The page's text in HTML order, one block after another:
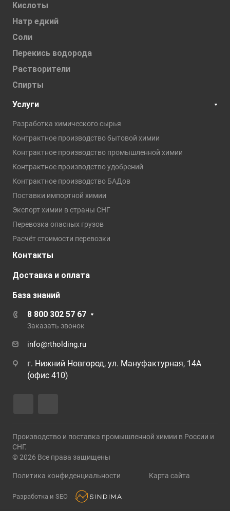
Кислоты
Натр едкий
Соли
Перекись водорода
Растворители
Спирты
Услуги
Разработка химического сырья
Контрактное производство бытовой химии
Контрактное производство промышленной химии
Контрактное производство удобрений
Контрактное производство БАДов
Поставки импортной химии
Экспорт химии в страны СНГ
Перевозка опасных грузов
Расчёт стоимости перевозки
Контакты
Доставка и оплата
База знаний
8 800 302 57 67
Заказать звонок
info@rtholding.ru
г. Нижний Новгород, ул. Мануфактурная, 14А
(офис 410)
Производство и поставка промышленной химии в России и
СНГ.
© 2026 Все права защищены
Политика конфиденциальности Карта сайта
Разработка и SEO